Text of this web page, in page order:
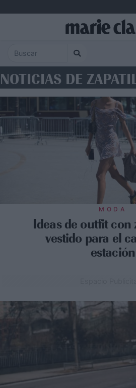
NOTICIAS DE
MODA
Ideas de outfit con
vestido para el
estación